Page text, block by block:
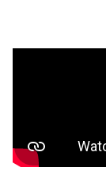
特集記事
大学発スタ